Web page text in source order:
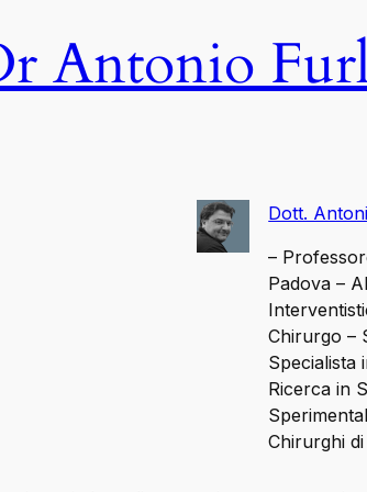
Antonio
Dott.
–
Padova –
Chirurgo –
Specialista
Ricerca in
Chirurghi